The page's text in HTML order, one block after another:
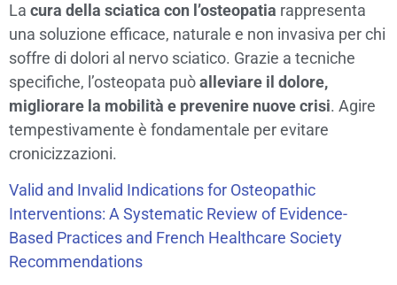
La cura della sciatica con l’osteopatia rappresenta
una soluzione efficace, naturale e non invasiva per chi
soffre di dolori al nervo sciatico. Grazie a tecniche
specifiche, l’osteopata puòalleviare il dolore,
migliorare la mobilità e prevenire nuove crisi. Agire
tempestivamente è fondamentale per evitare
cronicizzazioni.
Valid and Invalid Indications for Osteopathic
Interventions: A Systematic Review of Evidence-
Based Practices and French Healthcare Society
Recommendations